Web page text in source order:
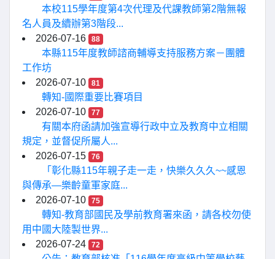
本校115學年度第4次代理及代課教師第2階無報
名人員及續辦第3階段...
2026-07-16
88
本縣115年度教師諮商輔導支持服務方案－團體
工作坊
2026-07-10
81
轉知-國際重要比賽項目
2026-07-10
77
有關本府函請加強宣導行政中立及教育中立相關
規定，並督促所屬人...
2026-07-15
76
「彰化縣115年親子走一走，快樂久久久~~感恩
與傳承—樂齡童軍家庭...
2026-07-10
75
轉知-教育部國民及學前教育署來函，請各校勿使
用中國大陸製世界...
2026-07-24
72